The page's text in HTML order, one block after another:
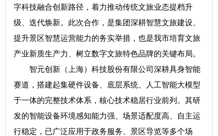
字科技融合创新路径，着力推动传统文旅业态提档升
级、迭代焕新。此次合作，是集团深耕智慧文旅建设、
提升景区智慧运营能力的务实举措，也是我市培育文旅
产业新质生产力、树立数字文旅特色品牌的关键布局。
智元创新（上海）科技股份有限公司深耕具身智能
赛道，搭建起集硬件设备、底层系统、人工智能大模型
于一体的完整技术体系，核心技术稳居行业前列。其研
发的智能设备环境感知能力强、场景适配度高、自主运
行稳定，已广泛应用于政务服务、景区导览等多个场